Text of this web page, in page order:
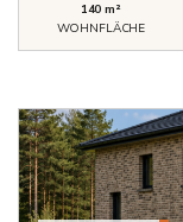
140 m²
WOHNFLÄCHE